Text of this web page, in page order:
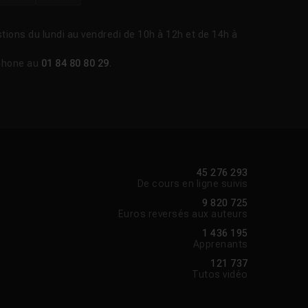
du lundi au vendredi de 10h à 12h et de 14h à
au 01 84 80 80 29.
45 276 293
De cours en ligne suivis
9 820 725
Euros reversés aux auteurs
1 436 195
Apprenants
121 737
Tutos vidéo